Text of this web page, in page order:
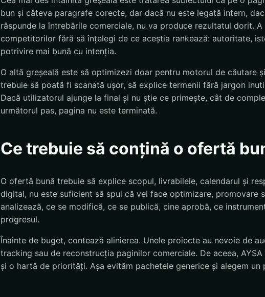
bun și câteva paragrafe corecte, dar dacă nu este legată intern,
răspunde la întrebările comerciale, nu va produce rezultatul dorit.
competitorilor fără să înțelegi de ce aceștia rankează: autoritate,
potrivire mai bună cu intenția.
O altă greșeală este să optimizezi doar pentru motorul de căutare
trebuie să poată fi scanată ușor, să explice termenii fără jargon
Dacă utilizatorul ajunge la final și nu știe ce primește, cât de
următorul pas, pagina nu este terminată.
Ce trebuie să conțină o ofertă
O ofertă bună trebuie să explice scopul, livrabilele, calendarul și
digital, nu este suficient să spui că vei face optimizare, promovare
analizează, ce se modifică, ce se publică, cine aprobă, ce
progresul.
Înainte de buget, contează alinierea. Unele proiecte au nevoie de
tracking sau de reconstrucția paginilor comerciale. De aceea,
și o hartă de priorități. Așa evităm pachetele generice și alegem